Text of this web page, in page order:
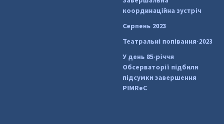
координаційна зустріч
Серпень 2023
Театральні попівання-2023
У день 85-річчя
Обсерваторії підбили
підсумки завершення
PIMReC